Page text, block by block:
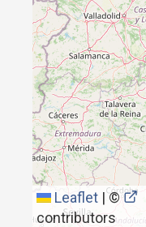
Leaflet |©
contributors